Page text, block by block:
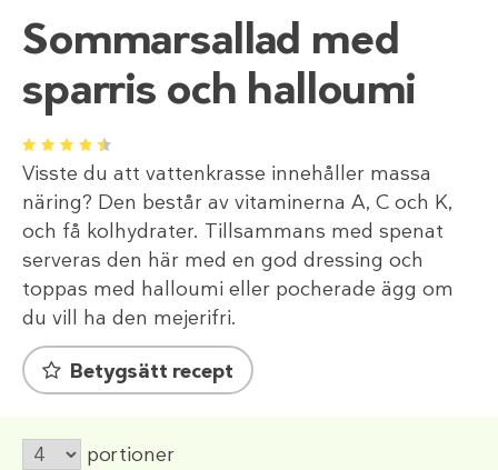
Sommarsallad med
sparris och halloumi
1 2 3 4 5
Visste du att vattenkrasse innehåller massa
näring? Den består av vitaminerna A, C och K,
och få kolhydrater. Tillsammans med spenat
serveras den här med en god dressing och
toppas med halloumi eller pocherade ägg om
du vill ha den mejerifri.
Betygsätt recept
portioner